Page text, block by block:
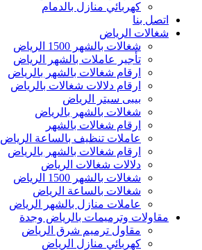
كهربائي منازل بالدمام
اتصل بنا
شغالات الرياض
شغالات بالشهر 1500 الرياض
تأجير عاملات بالشهر الرياض
ارقام شغالات بالشهر بالرياض
ارقام دلالات شغالات بالرياض
بيبى سيتر الرياض
شغالات بالشهر بالرياض
ارقام شغالات بالشهر
عاملات تنظيف بالساعة الرياض
ارقام شغالات بالشهر بالرياض
دلالات شغالات الرياض
شغالات بالشهر 1500 الرياض
شغالات بالساعة الرياض
عاملات منازل بالشهر الرياض
مقاولات وترميمات بالرياض وجدة
مقاول ترميم شرق الرياض
كهربائي منازل الرياض